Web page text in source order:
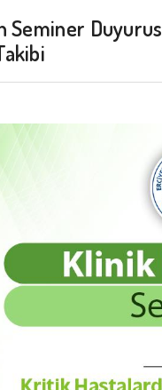
Seminer